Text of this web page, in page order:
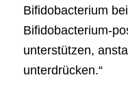
Bifidobacterium
Bifidobacterium-
unterstützen,
unterdrücken.“